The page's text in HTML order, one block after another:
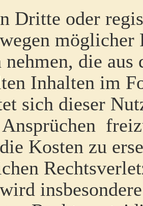
Dritte oder
möglicher
die
Inhalten im
sich dieser
Kosten zu